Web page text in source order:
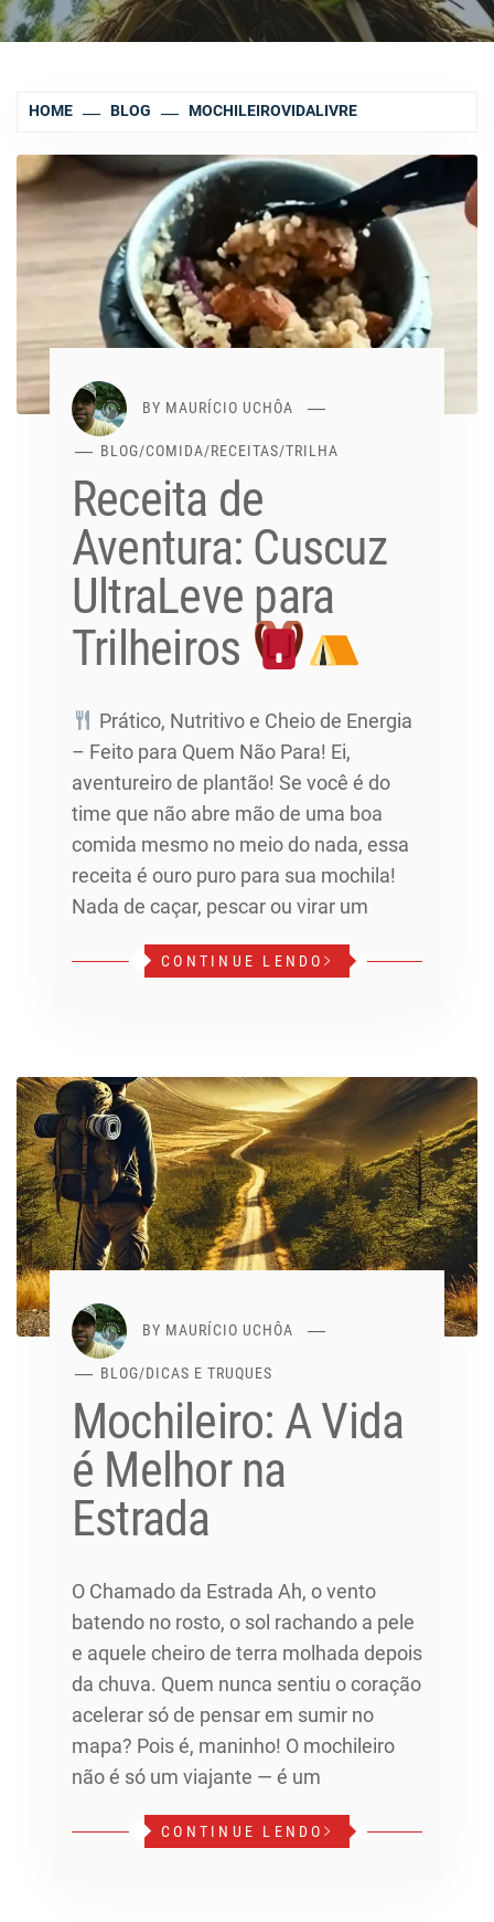
HOME BLOG MOCHILEIROVIDALIVRE
BY MAURÍCIO UCHÔA
BLOG/COMIDA/RECEITAS/TRILHA
Receita de
Aventura: Cuscuz
UltraLeve para
Trilheiros
Prático, Nutritivo e Cheio de Energia
– Feito para Quem Não Para! Ei,
aventureiro de plantão! Se você é do
time que não abre mão de uma boa
comida mesmo no meio do nada, essa
receita é ouro puro para sua mochila!
Nada de caçar, pescar ou virar um
CONTINUE LENDO
BY MAURÍCIO UCHÔA
BLOG/DICAS E TRUQUES
Mochileiro: A Vida
é Melhor na
Estrada
O Chamado da Estrada Ah, o vento
batendo no rosto, o sol rachando a pele
e aquele cheiro de terra molhada depois
da chuva. Quem nunca sentiu o coração
acelerar só de pensar em sumir no
mapa? Pois é, maninho! O mochileiro
não é só um viajante — é um
CONTINUE LENDO